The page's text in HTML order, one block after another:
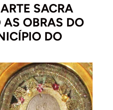
SACRA
OBRAS DO
DO